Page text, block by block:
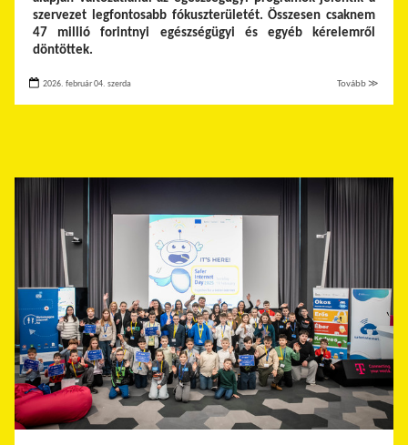
szervezet legfontosabb fókuszterületét. Összesen csaknem
47 millió forintnyi egészségügyi és egyéb kérelemről
döntöttek.
2026. február 04. szerda Tovább ≫